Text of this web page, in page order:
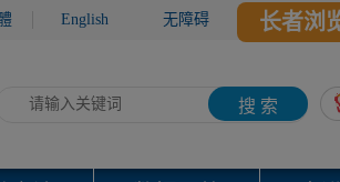
English 无障碍 长者浏
搜 索